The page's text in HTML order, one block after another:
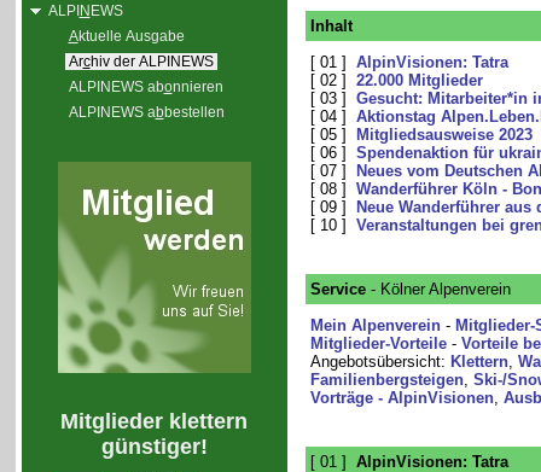
ALPINEWS
Aktuelle Ausgabe
Archiv der ALPINEWS
ALPINEWS abonnieren
ALPINEWS abbestellen
Mitglieder klettern
günstiger!
Inhalt
[ 01 ] AlpinVisionen: Tatra
[ 02 ] 22.000 Mitglieder
[ 03 ] Gesucht: Mitarbeiter*in
[ 04 ] Aktionstag
[ 05 ]
Mitgliedsausweise 2023
[ 06 ] Spendenaktion für
[ 07 ]
Neues vom Deutschen
[ 08 ] Wanderführer Köln -
[ 09 ]
Neue Wanderführer aus
[ 10 ] Veranstaltungen bei
Service- Kölner Alpenverein
Mein Alpenverein- Mitglieder-
Mitglieder-Vorteile- Vorteile
Angebotsübersicht: Klettern,
Familienbergsteigen, Ski-/
Vorträge - AlpinVisionen,
[ 01 ] AlpinVisionen: Tatra